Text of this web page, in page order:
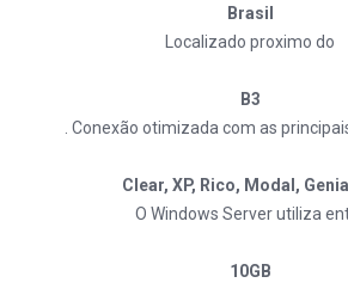
Brasil
Localizado proximo do
B3
. Conexão otimizada com as
Clear, XP, Rico, Modal,
O Windows Server utiliza
10GB